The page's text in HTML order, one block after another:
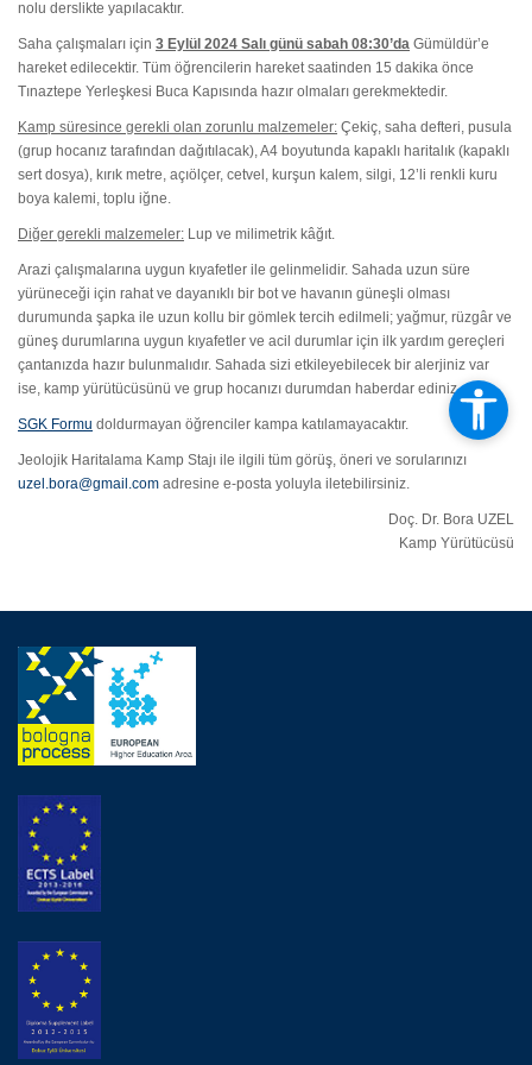
nolu derslikte yapılacaktır.
Saha çalışmaları için 3 Eylül 2024 Salı günü sabah 08:30’da Gümüldür’e
hareket edilecektir. Tüm öğrencilerin hareket saatinden 15 dakika önce
Tınaztepe Yerleşkesi Buca Kapısında hazır olmaları gerekmektedir.
Kamp süresince gerekli olan zorunlu malzemeler: Çekiç, saha defteri, pusula
(grup hocanız tarafından dağıtılacak), A4 boyutunda kapaklı haritalık (kapaklı
sert dosya), kırık metre, açıölçer, cetvel, kurşun kalem, silgi, 12’li renkli kuru
boya kalemi, toplu iğne.
Diğer gerekli malzemeler: Lup ve milimetrik kâğıt.
Arazi çalışmalarına uygun kıyafetler ile gelinmelidir. Sahada uzun süre
yürüneceği için rahat ve dayanıklı bir bot ve havanın güneşli olması
durumunda şapka ile uzun kollu bir gömlek tercih edilmeli; yağmur, rüzgâr ve
güneş durumlarına uygun kıyafetler ve acil durumlar için ilk yardım gereçleri
çantanızda hazır bulunmalıdır. Sahada sizi etkileyebilecek bir alerjiniz var
ise, kamp yürütücüsünü ve grup hocanızı durumdan haberdar ediniz.
SGK Formu doldurmayan öğrenciler kampa katılamayacaktır.
Jeolojik Haritalama Kamp Stajı ile ilgili tüm görüş, öneri ve sorularınızı
uzel.bora@gmail.com adresine e-posta yoluyla iletebilirsiniz.
Doç. Dr. Bora UZEL
Kamp Yürütücüsü